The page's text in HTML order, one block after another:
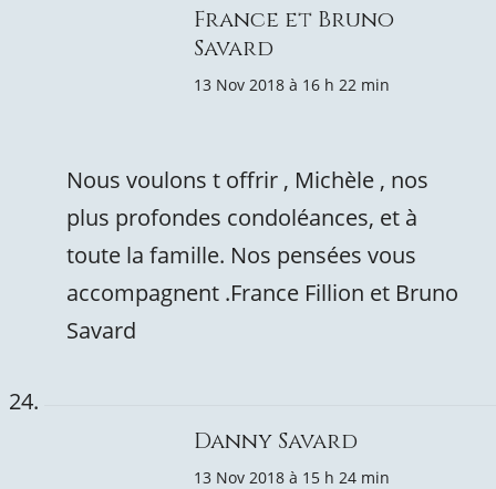
France et Bruno
Savard
13 Nov 2018 à 16 h 22 min
Nous voulons t offrir , Michèle , nos
plus profondes condoléances, et à
toute la famille. Nos pensées vous
accompagnent .France Fillion et Bruno
Savard
Danny Savard
13 Nov 2018 à 15 h 24 min